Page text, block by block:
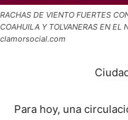
RACHAS DE VIENTO FUERTES
COAHUILA Y TOLVANERAS EN EL
clamorsocial.com
Para hoy, una